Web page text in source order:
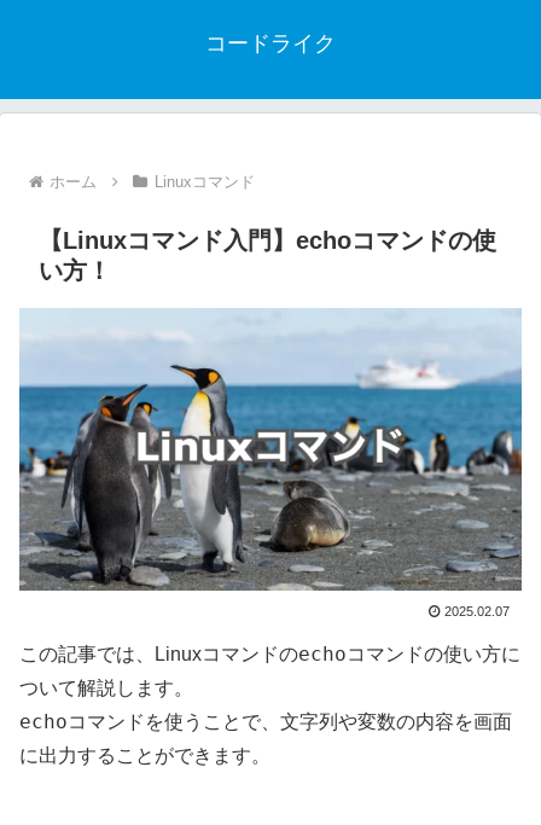
コードライク
ホーム Linuxコマンド
【Linuxコマンド入門】echoコマンドの使
い方！
2025.02.07
この記事では、Linuxコマンドのechoコマンドの使い方に
ついて解説します。
echoコマンドを使うことで、文字列や変数の内容を画面
に出力することができます。